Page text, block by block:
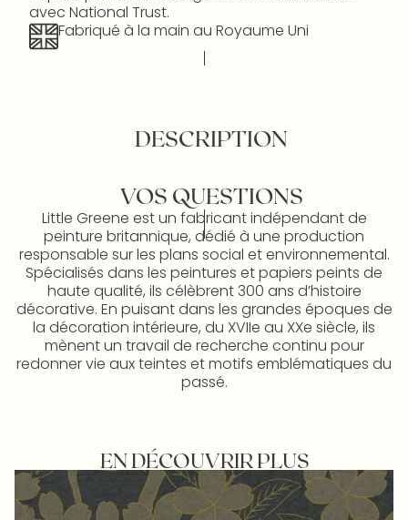
avec National Trust.
Fabriqué à la main au Royaume Uni
DESCRIPTION
VOS QUESTIONS
Little Greene est un fabricant indépendant de
peinture britannique, dédié à une production
responsable sur les plans social et environnemental.
Spécialisés dans les peintures et papiers peints de
haute qualité, ils célèbrent 300 ans d’histoire
décorative. En puisant dans les grandes époques de
la décoration intérieure, du XVIIe au XXe siècle, ils
mènent un travail de recherche continu pour
redonner vie aux teintes et motifs emblématiques du
passé.
EN DÉCOUVRIR PLUS